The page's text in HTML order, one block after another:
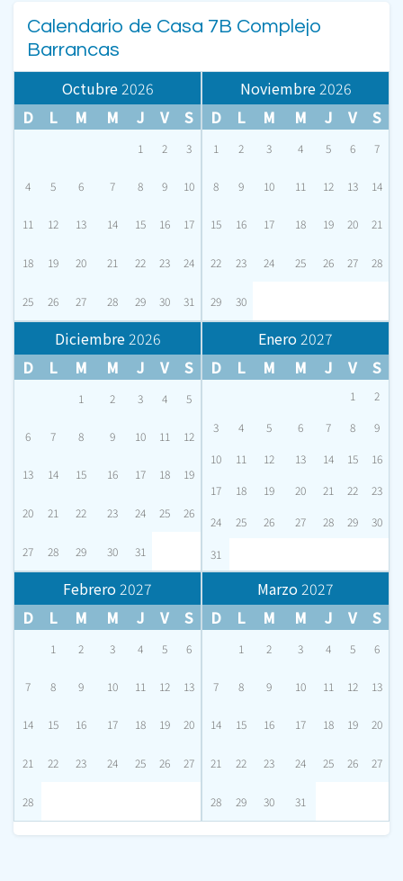
Calendario de Casa 7B Complejo
Barrancas
Octubre2026
D
L M M J V S
1 2 3
4 5 6 7 8 9 10
11 12 13 14 15 16 17
18 19 20 21 22 23 24
25 26 27 28 29 30 31
Noviembre2026
D
L M M J V S
1 2 3 4 5 6 7
8 9 10 11 12 13 14
15 16 17 18 19 20 21
22 23 24 25 26 27 28
29 30
Diciembre2026
D
L M M J V S
1 2 3 4 5
6 7 8 9 10 11 12
13 14 15 16 17 18 19
20 21 22 23 24 25 26
27 28 29 30 31
Enero2027
D
L M M J V S
1 2
3 4 5 6 7 8 9
10 11 12 13 14 15 16
17 18 19 20 21 22 23
24 25 26 27 28 29 30
31
Febrero2027
D
L M M J V S
1 2 3 4 5 6
7 8 9 10 11 12 13
14 15 16 17 18 19 20
21 22 23 24 25 26 27
28
Marzo2027
D
L M M J V S
1 2 3 4 5 6
7 8 9 10 11 12 13
14 15 16 17 18 19 20
21 22 23 24 25 26 27
28 29 30 31